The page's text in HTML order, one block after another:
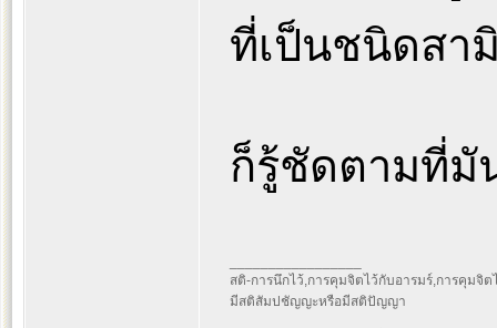
ที่เป็นชนิดสา
ก็รู้ชัดตามที่มั
สติ-การนึกไว้,การคุมจิตไว้กับอารมร์,การคุมจิ
มีสติสัมปชัญญะหรือมีสติปัญญา